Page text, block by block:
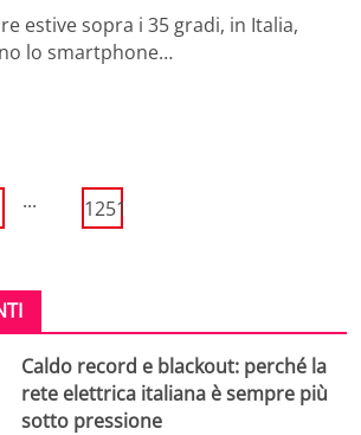
estive sopra i 35 gradi, in Italia,
lo smartphone…
... 1251
Caldo record e blackout: perché la
rete elettrica italiana è sempre più
sotto pressione